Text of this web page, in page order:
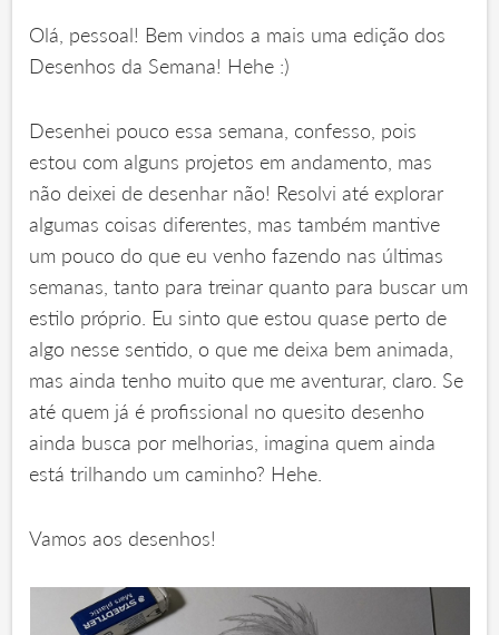
Olá, pessoal! Bem vindos a mais uma edição dos
Desenhos da Semana! Hehe :)
Desenhei pouco essa semana, confesso, pois
estou com alguns projetos em andamento, mas
não deixei de desenhar não! Resolvi até explorar
algumas coisas diferentes, mas também mantive
um pouco do que eu venho fazendo nas últimas
semanas, tanto para treinar quanto para buscar um
estilo próprio. Eu sinto que estou quase perto de
algo nesse sentido, o que me deixa bem animada,
mas ainda tenho muito que me aventurar, claro. Se
até quem já é profissional no quesito desenho
ainda busca por melhorias, imagina quem ainda
está trilhando um caminho? Hehe.
Vamos aos desenhos!